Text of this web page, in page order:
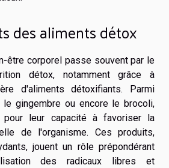
des aliments détox
être corporel passe souvent par le
détox, notamment grâce à
d'aliments détoxifiants. Parmi
le gingembre ou encore le brocoli,
pour leur capacité à favoriser la
de l'organisme. Ces produits,
jouent un rôle prépondérant
des radicaux libres et